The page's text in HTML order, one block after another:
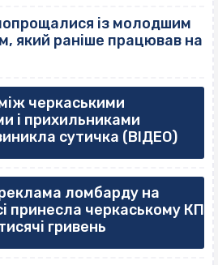
із молодшим
який раніше працював на
черкаськими
і прихильниками
сутичка (ВІДЕО)
ломбарду на
принесла черкаському КП
гривень